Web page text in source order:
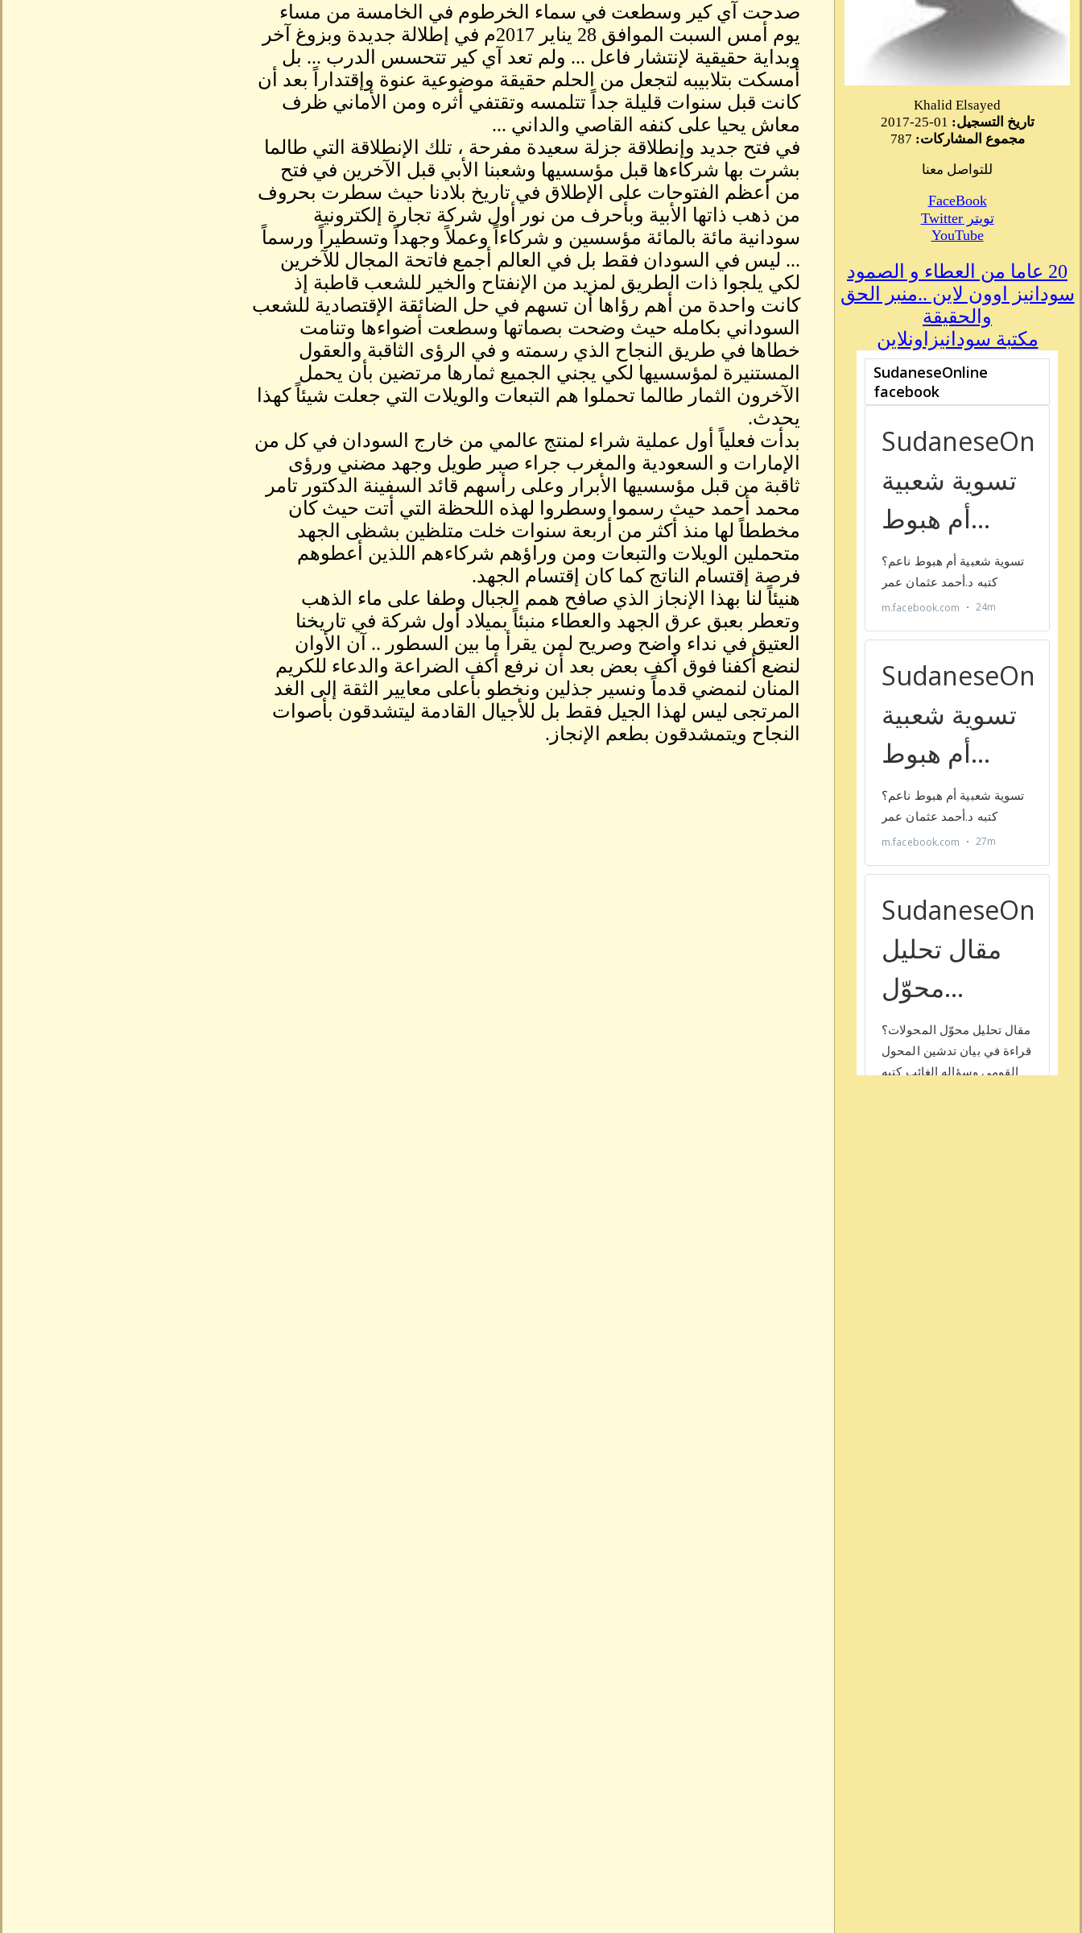
Khalid Elsayed
تاريخ التسجيل:
مجموع المشاركات:
للتواصل معنا
FaceBook
تويتر Twitter
YouTube
20 عاما من العطاء و الصمود
سودانيز اوون لاين ..منبر الحق
والحقيقة
مكتبة سودانيزاونلاين
صدحت آي كير وسطعت في سماء الخرطوم في الخامسة من مساء
يوم أمس السبت الموافق 28 يناير 2017م في إطلالة جديدة وبزوغ آخر
وبداية حقيقية لإنتشار فاعل ... ولم تعد آي كير تتحسس الدرب ... بل
أمسكت بتلابيبه لتجعل من الحلم حقيقة موضوعية عنوة وإقتداراً بعد أن
كانت قبل سنوات قليلة جداً تتلمسه وتقتفي أثره ومن الأماني ظرف
معاش يحيا على كنفه القاصي والداني ...
في فتح جديد وإنطلاقة جزلة سعيدة مفرحة ، تلك الإنطلاقة التي طالما
بشرت بها شركاءها قبل مؤسسيها وشعبنا الأبي قبل الآخرين في فتح
من أعظم الفتوحات على الإطلاق في تاريخ بلادنا حيث سطرت بحروف
من ذهب ذاتها الأبية وبأحرف من نور أول شركة تجارة إلكترونية
سودانية مائة بالمائة مؤسسين و شركاءاً وعملاً وجهداً وتسطيراً ورسماً
... ليس في السودان فقط بل في العالم أجمع فاتحة المجال للآخرين
لكي يلجوا ذات الطريق لمزيد من الإنفتاح والخير للشعب قاطبة إذ
كانت واحدة من أهم رؤاها أن تسهم في حل الضائقة الإقتصادية للشعب
السوداني بكامله حيث وضحت بصماتها وسطعت أضواءها وتنامت
خطاها في طريق النجاح الذي رسمته و في الرؤى الثاقبة والعقول
المستنيرة لمؤسسيها لكي يجني الجميع ثمارها مرتضين بأن يحمل
الآخرون الثمار طالما تحملوا هم التبعات والويلات التي جعلت شيئاً كهذا
يحدث.
بدأت فعلياً أول عملية شراء لمنتج عالمي من خارج السودان في كل من
الإمارات و السعودية والمغرب جراء صبر طويل وجهد مضني ورؤى
ثاقبة من قبل مؤسسيها الأبرار وعلى رأسهم قائد السفينة الدكتور تامر
محمد أحمد حيث رسموا وسطروا لهذه اللحظة التي أتت حيث كان
مخططاً لها منذ أكثر من أربعة سنوات خلت متلظين بشظى الجهد
متحملين الويلات والتبعات ومن وراؤهم شركاءهم اللذين أعطوهم
فرصة إقتسام الناتج كما كان إقتسام الجهد.
هنيئاً لنا بهذا الإنجاز الذي صافح همم الجبال وطفا على ماء الذهب
وتعطر بعبق عرق الجهد والعطاء منبئاً بميلاد أول شركة في تاريخنا
العتيق في نداء واضح وصريح لمن يقرأ ما بين السطور .. آن الأوان
لنضع أكفنا فوق أكف بعض بعد أن نرفع أكف الضراعة والدعاء للكريم
المنان لنمضي قدماً ونسير جذلين ونخطو بأعلى معايير الثقة إلى الغد
المرتجى ليس لهذا الجيل فقط بل للأجيال القادمة ليتشدقون بأصوات
النجاح ويتمشدقون بطعم الإنجاز.